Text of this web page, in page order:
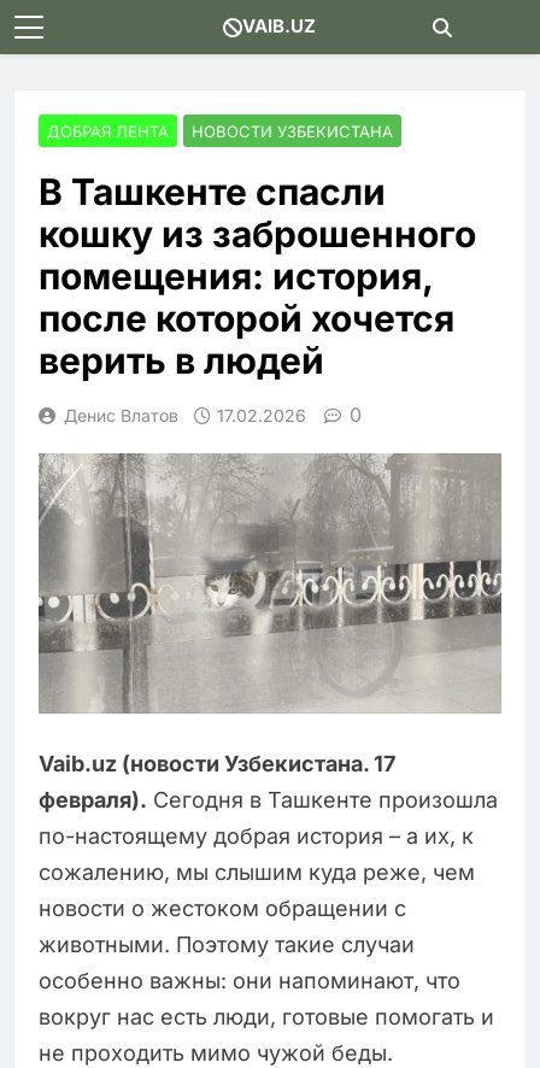
Skip
to
VAIB.UZ
ДОБРАЯ ЛЕНТА НОВОСТИ УЗБЕКИСТАНА
В Ташкенте спасли
кошку из заброшенного
помещения: история,
после которой хочется
верить в людей
Денис Влатов 17.02.2026 0
Vaib.uz (новости Узбекистана. 17
февраля). Сегодня в Ташкенте произошла
по-настоящему добрая история – а их, к
сожалению, мы слышим куда реже, чем
новости о жестоком обращении с
животными. Поэтому такие случаи
особенно важны: они напоминают, что
вокруг нас есть люди, готовые помогать и
не проходить мимо чужой беды.